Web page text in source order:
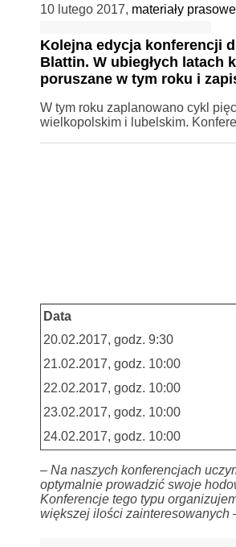
10 lutego 2017, materiały prasowe
Kolejna edycja konferencji
Blattin. W ubiegłych latach
poruszane w tym roku i
W tym roku zaplanowano cykl
wielkopolskim i lubelskim.
Data
20.02.2017, godz. 9:30
21.02.2017, godz. 10:00
22.02.2017, godz. 10:00
23.02.2017, godz. 10:00
24.02.2017, godz. 10:00
– Na naszych konferencjach
optymalnie prowadzić swoje
Konferencje tego typu
większej ilości zainteresowanych